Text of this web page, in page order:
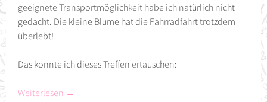
geeignete Transportmöglichkeit habe ich natürlich nicht
gedacht. Die kleine Blume hat die Fahrradfahrt trotzdem
überlebt!
Das konnte ich dieses Treffen ertauschen:
Weiterlesen →